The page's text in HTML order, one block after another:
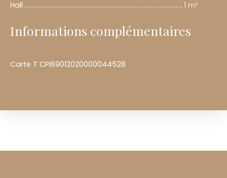
Hall
1 m²
Informations complémentaires
Carte T CPI69012020000044528